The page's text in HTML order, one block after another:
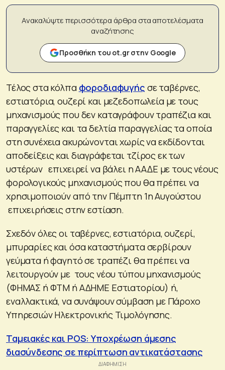
Ανακαλύψτε περισσότερα άρθρα στα αποτελέσματα
αναζήτησης
Προσθήκη του ot.gr στην Google
Τέλος στα κόλπα φοροδιαφυγής σε ταβέρνες,
εστιατόρια, ουζερί και μεζεδοπωλεία με τους
μηχανισμούς που δεν καταγράφουν τραπέζια και
παραγγελίες και τα δελτία παραγγελίας τα οποία
στη συνέχεια ακυρώνονται χωρίς να εκδίδονται
αποδείξεις και διαγράφεται τζίρος εκ των
υστέρων επιχειρεί να βάλει η ΑΑΔΕ με τους νέους
φορολογικούς μηχανισμούς που θα πρέπει να
χρησιμοποιούν από την Πέμπτη 1η Αυγούστου
επιχειρήσεις στην εστίαση.
Σχεδόν όλες οι ταβέρνες, εστιατόρια, ουζερί,
μπυραρίες και όσα καταστήματα σερβίρουν
γεύματα ή φαγητό σε τραπέζι θα πρέπει να
λειτουργούν με τους νέου τύπου μηχανισμούς
(ΦΗΜΑΣ ή ΦΤΜ ή ΑΔΗΜΕ Εστιατορίου) ή,
εναλλακτικά, να συνάψουν σύμβαση με Πάροχο
Υπηρεσιών Ηλεκτρονικής Τιμολόγησης.
Ταμειακές και POS: Υποχρέωση άμεσης
διασύνδεσης σε περίπτωση αντικατάστασης